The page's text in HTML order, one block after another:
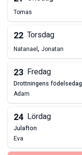
Tomas
22 Torsdag
Natanael, Jonatan
23 Fredag
drottningens födelsedag
Adam
24 Lördag
julafton
Eva